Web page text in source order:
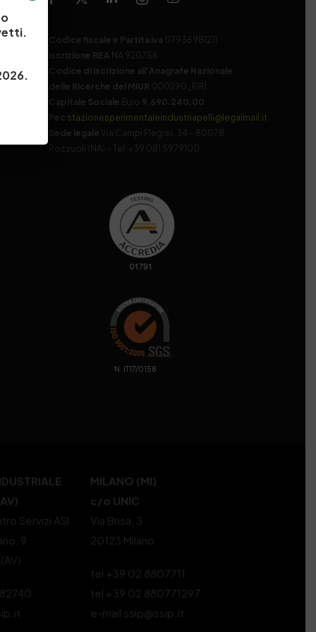
Codice fiscale e Partita Iva 07936981211
Iscrizione REA NA 920756
Codice di iscrizione all’Anagrafe Nazionale
delle Ricerche del MIUR 000290_EIRI
Capitale Sociale Euro 9.690.240,00
Pec stazionesperimentaleindustriapelli@legalmail.it
Sede legale
Via Campi Flegrei, 34 – 80078
Pozzuoli (NA) – Tel. +39 081 5979100
. N. IT17/0158
Servizi ASI
9
MILANO (MI)
c/o UNIC
Via Brisa, 3
20123 Milano
tel +39 02 8807711
tel +39 02 880771297
e-mail ssip@ssip.it